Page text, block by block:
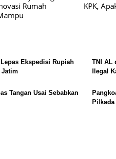
Rumah
KPK,
Ekspedisi Rupiah
Jatim
TNI AL
Ilegal
Tangan Usai Sebabkan
Pilkada